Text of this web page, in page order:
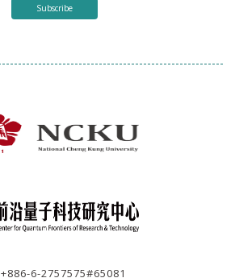
Subscribe
+886-6-2757575#65081